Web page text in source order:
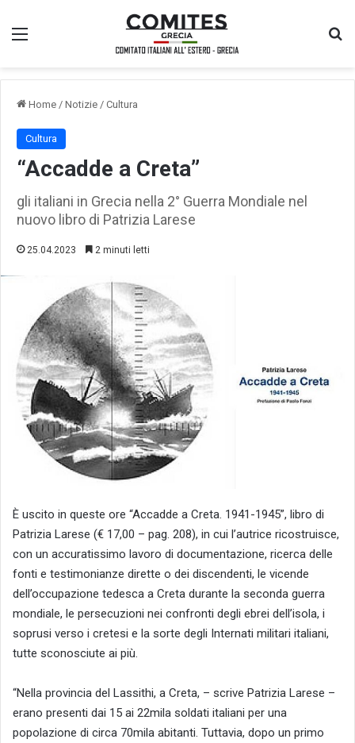
Menu
Home / Notizie / Cultura
Cultura
“Accadde a Creta”
gli italiani in Grecia nella 2° Guerra Mondiale nel
nuovo libro di Patrizia Larese
25.04.2023 2 minuti letti
È uscito in queste ore “Accadde a Creta. 1941-1945”, libro di
Patrizia Larese (€ 17,00 – pag. 208), in cui l’autrice ricostruisce,
con un accuratissimo lavoro di documentazione, ricerca delle
fonti e testimonianze dirette o dei discendenti, le vicende
dell’occupazione tedesca a Creta durante la seconda guerra
mondiale, le persecuzioni nei confronti degli ebrei dell’isola, i
soprusi verso i cretesi e la sorte degli Internati militari italiani,
tutte sconosciute ai più.
“Nella provincia del Lassithi, a Creta, – scrive Patrizia Larese –
erano presenti dai 15 ai 22mila soldati italiani per una
popolazione di circa 70mila abitanti. Tuttavia, dopo un primo